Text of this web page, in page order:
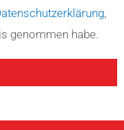
,
genommen habe.